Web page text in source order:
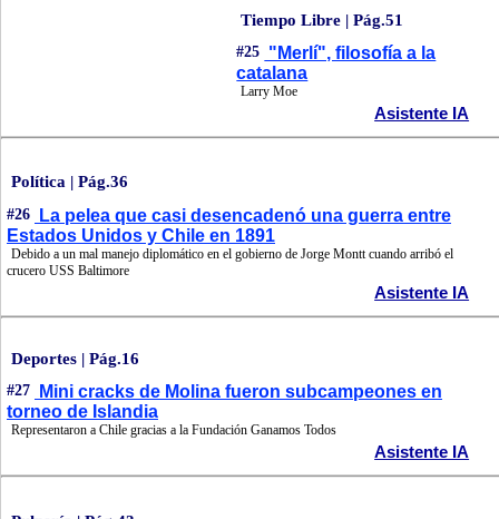
Tiempo Libre | Pág.51
#25 "Merlí", filosofía a la
catalana
Larry Moe
Asistente IA
Política | Pág.36
#26
La pelea que casi desencadenó una guerra entre
Estados Unidos y Chile en 1891
Debido a un mal manejo diplomático en el gobierno de Jorge Montt cuando arribó el
crucero USS Baltimore
Asistente IA
Deportes | Pág.16
#27
Mini cracks de Molina fueron subcampeones en
torneo de Islandia
Representaron a Chile gracias a la Fundación Ganamos Todos
Asistente IA